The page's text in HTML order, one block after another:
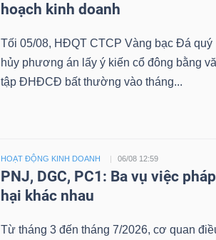
hoạch kinh doanh
Tối 05/08, HĐQT CTCP Vàng bạc Đá quý
hủy phương án lấy ý kiến cổ đông bằng
tập ĐHĐCĐ bất thường vào tháng...
HOẠT ĐỘNG KINH DOANH 06/08 12:59
PNJ, DGC, PC1: Ba vụ việc
hại khác nhau
Từ tháng 3 đến tháng 7/2026, cơ quan